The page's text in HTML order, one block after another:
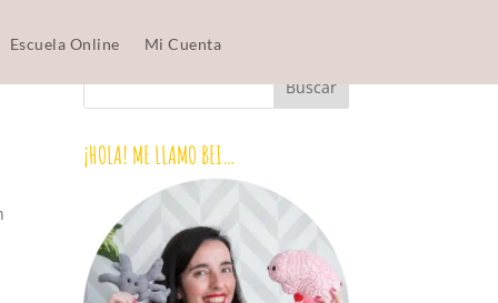
Escuela Online Mi Cuenta
¡HOLA! ME LLAMO BEI…